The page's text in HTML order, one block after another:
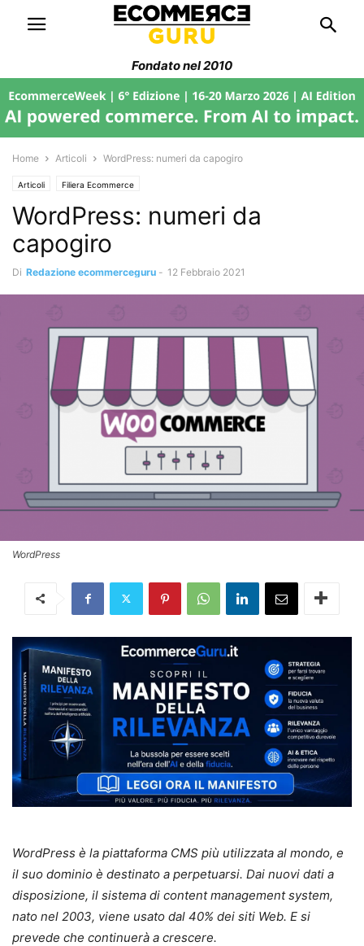
Fondato nel 2010
Home Articoli WordPress: numeri da capogiro
Articoli Filiera Ecommerce
WordPress: numeri da
capogiro
Di Redazione ecommerceguru - 12 Febbraio 2021
WordPress
WordPress è la piattaforma CMS più utilizzata al mondo, e
il suo dominio è destinato a perpetuarsi. Dai nuovi dati a
disposizione, il sistema di content management system,
nato nel 2003, viene usato dal 40% dei siti Web. E si
prevede che continuerà a crescere.